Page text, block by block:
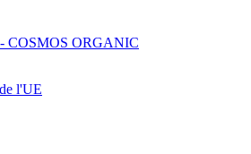
COSMOS ORGANIC
l'UE